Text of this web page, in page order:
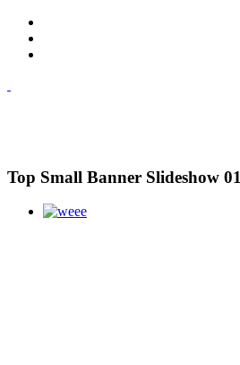
Top Small Banner Slideshow 01